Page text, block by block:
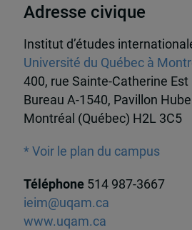
Adresse civique
Institut d’études
Université du Québec à
400, rue Sainte-Catherine Est
Bureau A-1540, Pavillon
Montréal (Québec) H2L 3C5
* Voir le plan du campus
Téléphone 514 987-3667
ieim@uqam.ca
www.uqam.ca